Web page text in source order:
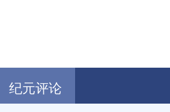
纪元评论